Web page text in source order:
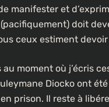
manifester et
doit
ceux estiment
au moment où j’écris
Diocko ont
prison. Il reste à